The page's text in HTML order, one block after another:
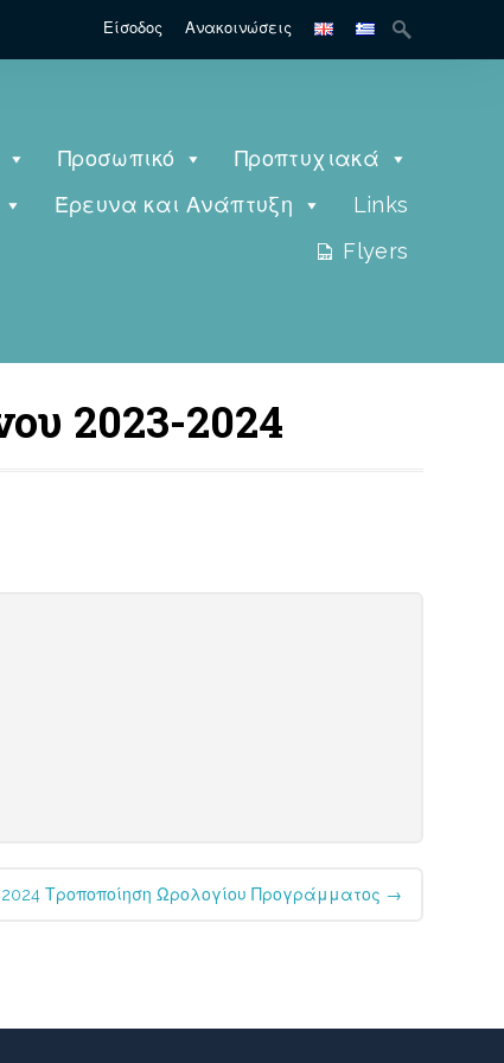
Είσοδος Ανακοινώσεις
Προσωπικό
Προπτυχιακά
Έρευνα και Ανάπτυξη
Links
Flyers
2023-2024
Τροποποίηση Ωρολογίου Προγράμματος →